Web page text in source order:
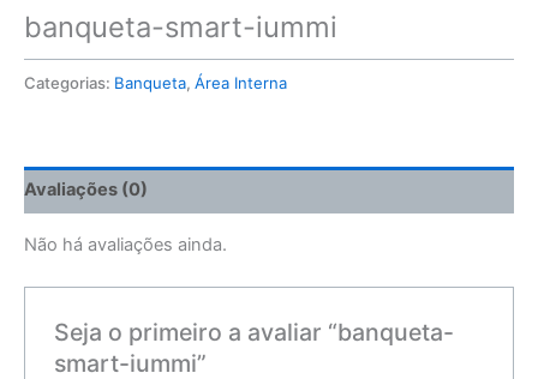
banqueta-smart-iummi
Categorias: Banqueta, Área Interna
Avaliações (0)
Não há avaliações ainda.
Seja o primeiro a avaliar “banqueta-
smart-iummi”